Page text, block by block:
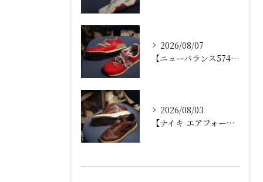
2026/08/07
【ニューバランス574修理】加水分解したウェッジヒールの部分交換手順と費用・耐久性を徹底解説！
2026/08/03
【ナイキ エアフォース1 修理】加水分解したソール内部クッション交換＆オパンケ縫いで劇的復活！